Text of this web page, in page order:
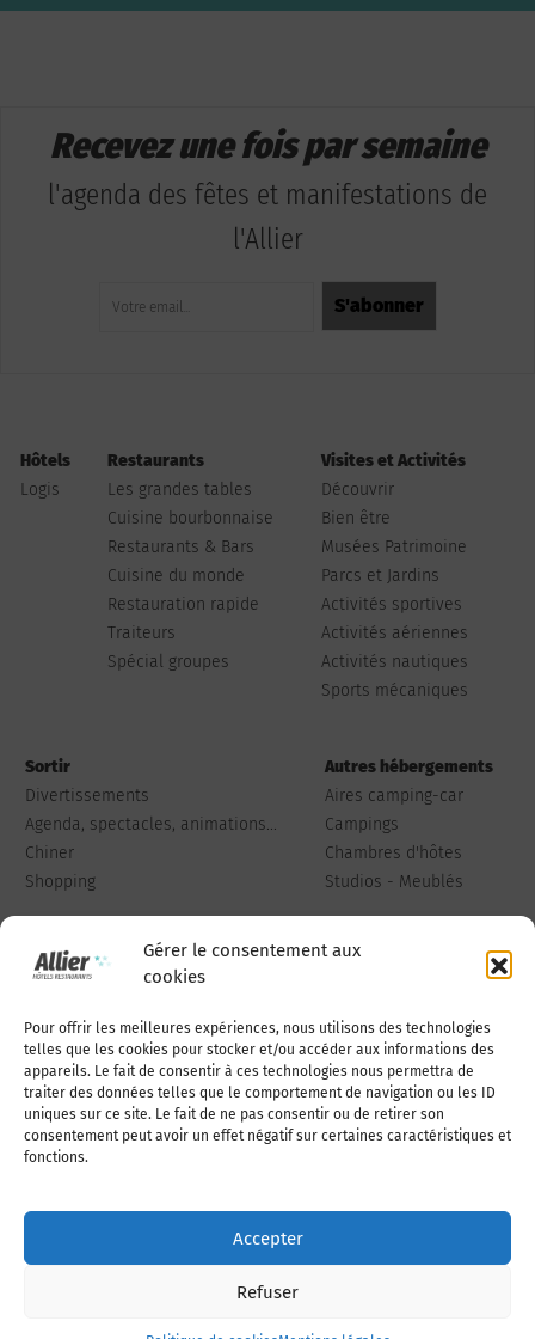
Gérer le consentement aux
cookies
Pour offrir les meilleures expériences, nous utilisons des technologies
telles que les cookies pour stocker et/ou accéder aux informations des
appareils. Le fait de consentir à ces technologies nous permettra de
traiter des données telles que le comportement de navigation ou les ID
uniques sur ce site. Le fait de ne pas consentir ou de retirer son
consentement peut avoir un effet négatif sur certaines caractéristiques et
fonctions.
Accepter
Refuser
Recevez une fois par semaine
l'agenda des fêtes et manifestations de
l'Allier
Hôtels
Logis
Restaurants
Les grandes tables
Cuisine bourbonnaise
Restaurants & Bars
Cuisine du monde
Restauration rapide
Traiteurs
Spécial groupes
Visites et Activités
Découvrir
Bien être
Musées Patrimoine
Parcs et Jardins
Activités sportives
Activités aériennes
Activités nautiques
Sports mécaniques
Sortir
Divertissements
Agenda, spectacles, animations...
Chiner
Shopping
Autres hébergements
Aires camping-car
Campings
Chambres d'hôtes
Studios - Meublés
Qui sommes-nous Publiez votre annonce
Adhérer à l’association Nous contacter
Politique de cookies (UE)